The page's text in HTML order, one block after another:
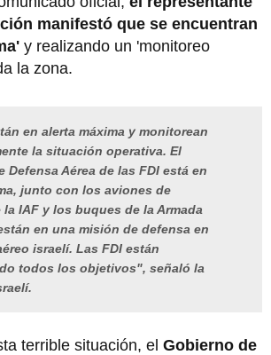
manifestó que se encuentran
y realizando un 'monitoreo
la zona.
en alerta máxima y monitorean
la situación operativa. El
Defensa Aérea de las FDI está en
junto con los aviones de
la IAF y los buques de la Armada
en una misión de defensa en
israelí. Las FDI están
todos los objetivos", señaló la
terrible situación, el Gobierno de